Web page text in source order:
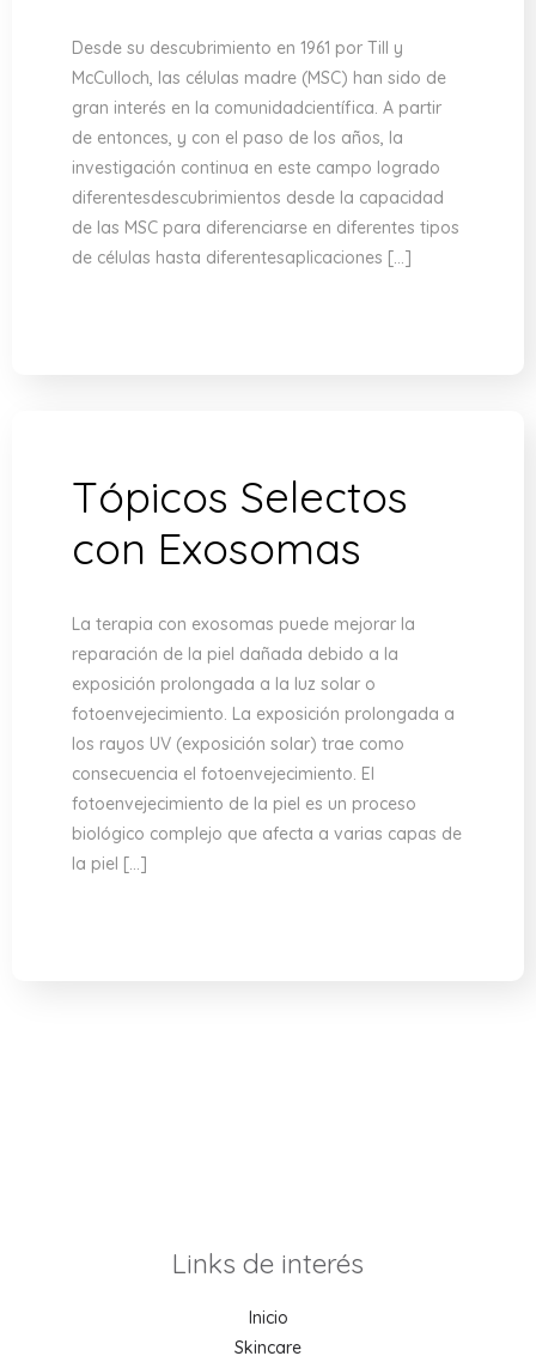
Desde su descubrimiento en 1961 por Till y
McCulloch, las células madre (MSC) han sido de
gran interés en la comunidadcientífica. A partir
de entonces, y con el paso de los años, la
investigación continua en este campo logrado
diferentesdescubrimientos desde la capacidad
de las MSC para diferenciarse en diferentes tipos
de células hasta diferentesaplicaciones […]
Tópicos Selectos
con Exosomas
La terapia con exosomas puede mejorar la
reparación de la piel dañada debido a la
exposición prolongada a la luz solar o
fotoenvejecimiento. La exposición prolongada a
los rayos UV (exposición solar) trae como
consecuencia el fotoenvejecimiento. El
fotoenvejecimiento de la piel es un proceso
biológico complejo que afecta a varias capas de
la piel […]
Links de interés
Inicio
Skincare